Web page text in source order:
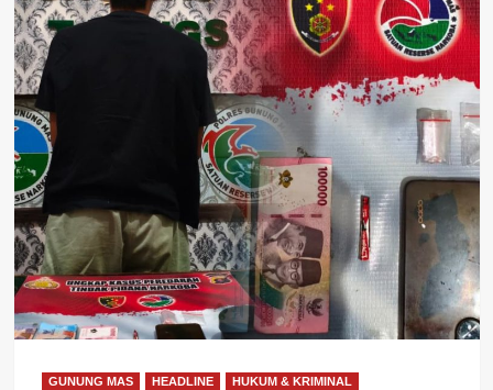
GUNUNG MAS HEADLINE
HUKUM & KRIMINAL